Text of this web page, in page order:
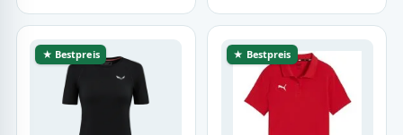
★ Bestpreis ★ Bestpreis